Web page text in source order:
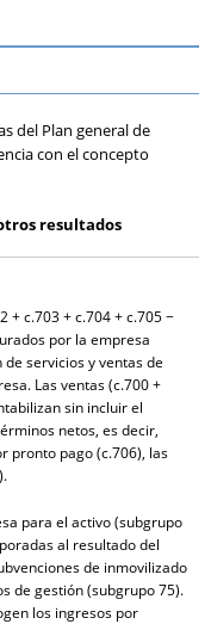
del Plan general de
con el concepto
resultados
+ c.703 + c.704 + c.705 −
por la empresa
servicios y ventas de
Las ventas (c.700 +
sin incluir el
netos, es decir,
pronto pago (c.706), las
para el activo (subgrupo
al resultado del
de inmovilizado
de gestión (subgrupo 75).
los ingresos por